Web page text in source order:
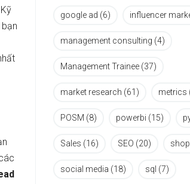
google ad (6) influencer
management consulting (4)
Management Trainee (37)
market research (61) metrics
POSM (8) powerbi (15)
Sales (16) SEO (20)
social media (18) sql (7)